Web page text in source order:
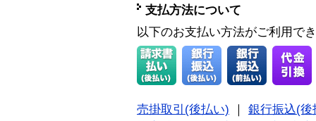
支払方法について
以下のお支払い方法がご利用で
売掛取引(後払い)
銀行振込(後